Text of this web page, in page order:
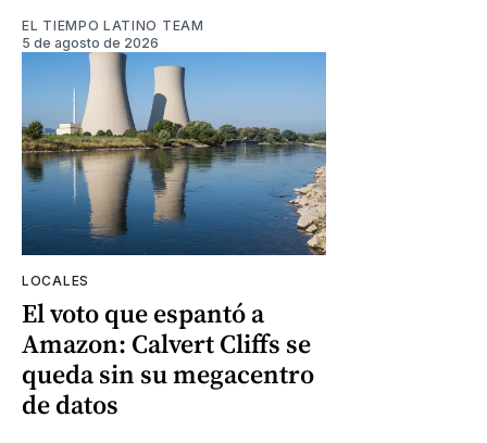
EL TIEMPO LATINO TEAM
5 de agosto de 2026
LOCALES
El voto que espantó a
Amazon: Calvert Cliffs se
queda sin su megacentro
de datos